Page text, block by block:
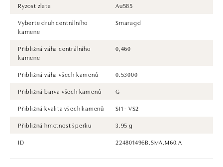
Ryzost zlata
Au585
Vyberte druh centrálního
kamene
Smaragd
Přibližná váha centrálního
kamene
0,460
Přibližná váha všech kamenů
0.53000
Přibližná barva všech kamenů
G
Přibližná kvalita všech kamenů
SI1 - VS2
Přibližná hmotnost šperku
3.95 g
ID
224801496B.SMA.M60.A